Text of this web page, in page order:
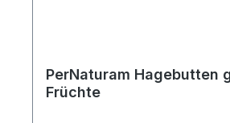
PerNaturam Hagebutten
Früchte